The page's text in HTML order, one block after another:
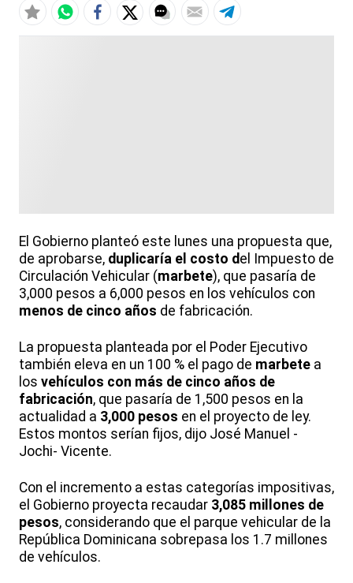
El Gobierno planteó este lunes una propuesta que,
de aprobarse, duplicaría el costo del Impuesto de
Circulación Vehicular (marbete), que pasaría de
3,000 pesos a 6,000 pesos en los vehículos con
menos de cinco años de fabricación.
La propuesta planteada por el Poder Ejecutivo
también eleva en un 100 % el pago de marbete a
los vehículos con más de cinco años de
fabricación, que pasaría de 1,500 pesos en la
actualidad a 3,000 pesos en el proyecto de ley.
Estos montos serían fijos, dijo José Manuel -
Jochi- Vicente.
Con el incremento a estas categorías impositivas,
el Gobierno proyecta recaudar 3,085 millones de
pesos, considerando que el parque vehicular de la
República Dominicana sobrepasa los 1.7 millones
de vehículos.